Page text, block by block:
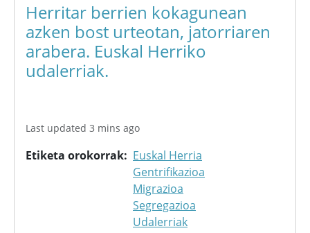
Herritar berrien kokagunean
azken bost urteotan, jatorriaren
arabera. Euskal Herriko
udalerriak.
Last updated 3 mins ago
Etiketa orokorrak
Euskal Herria
Gentrifikazioa
Migrazioa
Segregazioa
Udalerriak